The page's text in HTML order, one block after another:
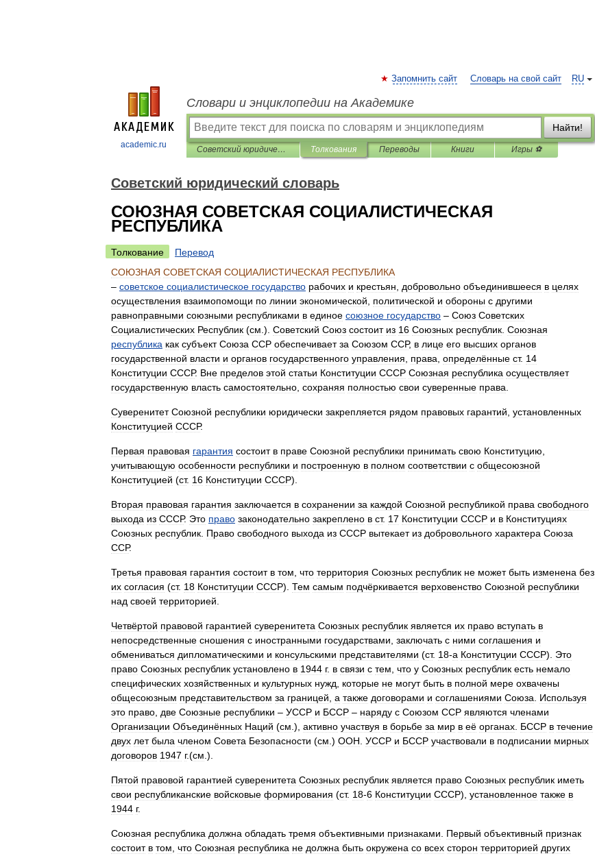
academic.ru
RU
Запомнить сайт Словарь на свой сайт
Словари и энциклопедии на Академике
Найти!
Советский юридический словарь Толкования Переводы Книги Игры ⚽
Советский юридический словарь
СОЮЗНАЯ СОВЕТСКАЯ СОЦИАЛИСТИЧЕСКАЯ
РЕСПУБЛИКА
Толкование
Перевод
СОЮЗНАЯ СОВЕТСКАЯ СОЦИАЛИСТИЧЕСКАЯ РЕСПУБЛИКА
– советское социалистическое государство рабочих и крестьян добровольно объединившееся в целях
осуществления взаимопомощи по линии экономической политической и обороны с другими
равноправными союзными республиками в единое союзное государство – Союз Советских
Социалистических Республик (см .). Советский Союз состоит из 16 Союзных республик Союзная
республика как субъект Союза ССР обеспечивает за Союзом ССР, в лице его высших органов
государственной власти и органов государственного управления права определённые ст. 14
Конституции СССР. Вне пределов этой статьи Конституции СССР Союзная республика осуществляет
государственную власть самостоятельно сохраняя полностью свои суверенные права
Суверенитет Союзной республики юридически закрепляется рядом правовых гарантий установленных
Конституцией СССР.
Первая правовая гарантия состоит в праве Союзной республики принимать свою Конституцию
учитывающую особенности республики и построенную в полном соответствии с общесоюзной
Конституцией (ст. 16 Конституции СССР).
Вторая правовая гарантия заключается в сохранении за каждой Союзной республикой права свободного
выхода из СССР. Это право законодательно закреплено в ст. 17 Конституции СССР и в Конституциях
Союзных республик Право свободного выхода из СССР вытекает из добровольного характера Союза
ССР.
Третья правовая гарантия состоит в том что территория Союзных республик не может быть изменена без
их согласия (ст. 18 Конституции СССР). Тем самым подчёркивается верховенство Союзной республики
над своей территорией
Четвёртой правовой гарантией суверенитета Союзных республик является их право вступать в
непосредственные сношения с иностранными государствами заключать с ними соглашения и
обмениваться дипломатическими и консульскими представителями (ст. 18-а Конституции СССР). Это
право Союзных республик установлено в 1944 г. в связи с тем что у Союзных республик есть немало
специфических хозяйственных и культурных нужд которые не могут быть в полной мере охвачены
общесоюзным представительством за границей а также договорами и соглашениями Союза
Используя
это право две Союзные республики – УССР и БССР – наряду с Союзом ССР являются членами
Организации Объединённых Наций (см .), активно участвуя в борьбе за мир в её органах БССР в течение
двух лет была членом Совета Безопасности (см .) ООН УССР и БССР участвовали в подписании мирных
договоров 1947 г.(см .).
Пятой правовой гарантией суверенитета Союзных республик является право Союзных республик иметь
свои республиканские войсковые формирования (ст. 18-6 Конституции СССР), установленное также в
1944 г.
Союзная республика должна обладать тремя объективными признаками Первый объективный признак
состоит в том что Союзная республика не должна быть окружена со всех сторон территорией других